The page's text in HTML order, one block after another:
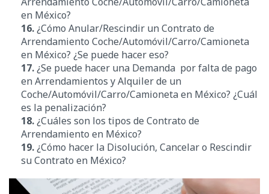
en México?
16.¿Cómo Anular/Rescindir un Contrato de
Arrendamiento Coche/Automóvil/Carro/Camioneta
en México? ¿Se puede hacer eso?
17.¿Se puede hacer una Demanda por falta de pago
en Arrendamientos y Alquiler de un
Coche/Automóvil/Carro/Camioneta en México? ¿Cuál
es la penalización?
18.¿Cuáles son los tipos de Contrato de
Arrendamiento en México?
19.¿Cómo hacer la Disolución, Cancelar o Rescindir
su Contrato en México?